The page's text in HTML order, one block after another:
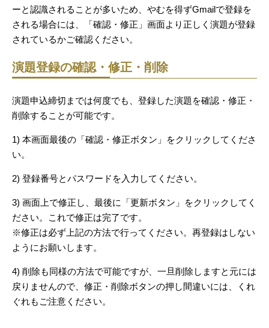
ーと認識されることが多いため、やむを得ずGmailで登録を
される場合には、「確認・修正」画面より正しく演題が登録
されているかご確認ください。
演題登録の確認・修正・削除
演題申込締切までは何度でも、登録した演題を確認・修正・
削除することが可能です。
1) 本画面最後の「確認・修正ボタン」をクリックしてくださ
い。
2) 登録番号とパスワードを入力してください。
3) 画面上で修正し、最後に「更新ボタン」をクリックしてく
ださい。これで修正は完了です。
※修正は必ず上記の方法で行ってください。再登録はしない
ようにお願いします。
4) 削除も同様の方法で可能ですが、一旦削除しますと元には
戻りませんので、修正・削除ボタンの押し間違いには、くれ
ぐれもご注意ください。